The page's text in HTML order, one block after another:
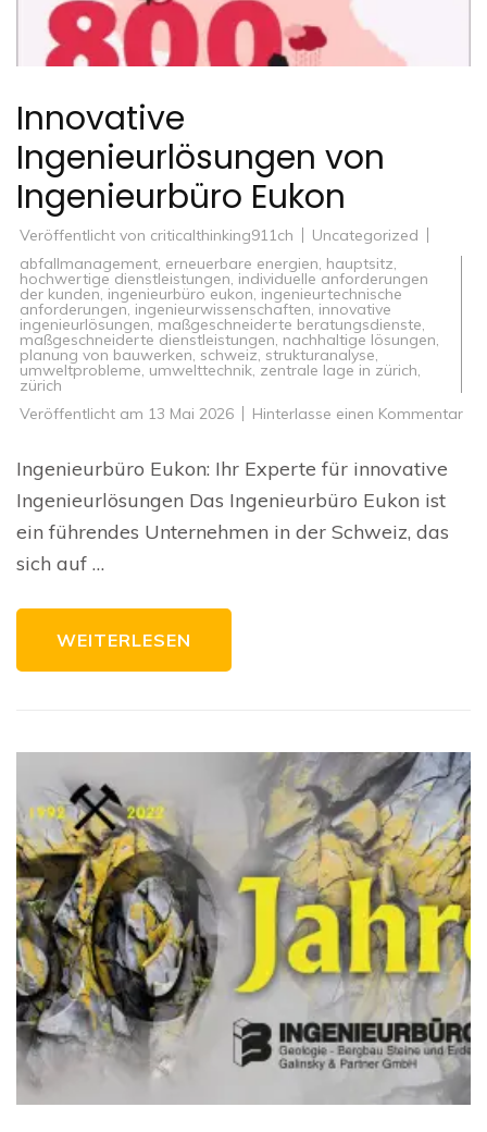
Innovative
Ingenieurlösungen von
Ingenieurbüro Eukon
Veröffentlicht von criticalthinking911ch
Uncategorized
abfallmanagement, erneuerbare energien, hauptsitz,
hochwertige dienstleistungen, individuelle anforderungen
der kunden, ingenieurbüro eukon, ingenieurtechnische
anforderungen, ingenieurwissenschaften, innovative
ingenieurlösungen, maßgeschneiderte beratungsdienste,
maßgeschneiderte dienstleistungen, nachhaltige lösungen,
planung von bauwerken, schweiz, strukturanalyse,
umweltprobleme, umwelttechnik, zentrale lage in zürich,
zürich
Veröffentlicht am 13 Mai 2026 Hinterlasse einen Kommentarzu
Ingenieurbüro Eukon: Ihr Experte für innovative
Ingenieurlösungen Das Ingenieurbüro Eukon ist
ein führendes Unternehmen in der Schweiz, das
sich auf …
WEITERLESEN